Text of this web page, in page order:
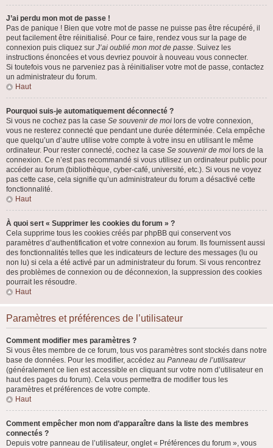
J’ai perdu mon mot de passe !
Pas de panique ! Bien que votre mot de passe ne puisse pas être récupéré, il
peut facilement être réinitialisé. Pour ce faire, rendez vous sur la page de
connexion puis cliquez sur J’ai oublié mon mot de passe. Suivez les
instructions énoncées et vous devriez pouvoir à nouveau vous connecter.
Si toutefois vous ne parveniez pas à réinitialiser votre mot de passe, contactez
un administrateur du forum.
Haut
Pourquoi suis-je automatiquement déconnecté ?
Si vous ne cochez pas la case Se souvenir de moi lors de votre connexion,
vous ne resterez connecté que pendant une durée déterminée. Cela empêche
que quelqu’un d’autre utilise votre compte à votre insu en utilisant le même
ordinateur. Pour rester connecté, cochez la case Se souvenir de moi lors de la
connexion. Ce n’est pas recommandé si vous utilisez un ordinateur public pour
accéder au forum (bibliothèque, cyber-café, université, etc.). Si vous ne voyez
pas cette case, cela signifie qu’un administrateur du forum a désactivé cette
fonctionnalité.
Haut
À quoi sert « Supprimer les cookies du forum » ?
Cela supprime tous les cookies créés par phpBB qui conservent vos
paramètres d’authentification et votre connexion au forum. Ils fournissent aussi
des fonctionnalités telles que les indicateurs de lecture des messages (lu ou
non lu) si cela a été activé par un administrateur du forum. Si vous rencontrez
des problèmes de connexion ou de déconnexion, la suppression des cookies
pourrait les résoudre.
Haut
Paramètres et préférences de l’utilisateur
Comment modifier mes paramètres ?
Si vous êtes membre de ce forum, tous vos paramètres sont stockés dans notre
base de données. Pour les modifier, accédez au Panneau de l’utilisateur
(généralement ce lien est accessible en cliquant sur votre nom d’utilisateur en
haut des pages du forum). Cela vous permettra de modifier tous les
paramètres et préférences de votre compte.
Haut
Comment empêcher mon nom d’apparaître dans la liste des membres
connectés ?
Depuis votre panneau de l’utilisateur, onglet « Préférences du forum », vous